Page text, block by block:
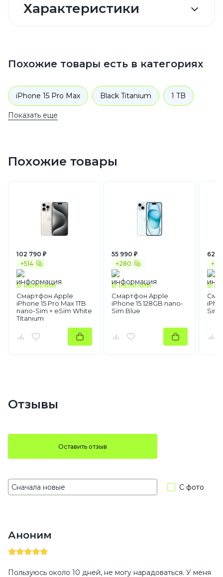
Характеристики
Похожие товары есть в категориях
iPhone 15 Pro Max Black Titanium 1 TB
iPhone 15 Черный
Показать еще
Похожие товары
+514
102 790 ₽
В наличии
Смартфон Apple
iPhone 15 Pro Max 1TB
nano-Sim + eSim White
Titanium
+280
55 990 ₽
В наличии
Смартфон Apple
iPhone 15 128GB nano-
Sim Blue
+311
62
В
Sim
Отзывы
Оставить отзыв
С фото
Аноним
Пользуюсь около 10 дней, не могу нарадоваться. У меня